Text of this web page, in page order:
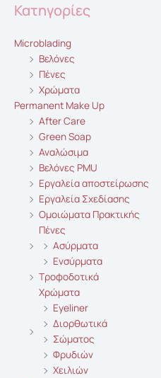
Κατηγορίες
Microblading
Βελόνες
Πένες
Χρώματα
Permanent Make Up
After Care
Green Soap
Αναλώσιμα
Βελόνες PMU
Εργαλεία αποστείρωσης
Εργαλεία Σχεδίασης
Ομοιώματα Πρακτικής
Πένες
Ασύρματα
Ενσύρματα
Τροφοδοτικά
Χρώματα
Eyeliner
Διορθωτικά
Σώματος
Φρυδιών
Χειλιών